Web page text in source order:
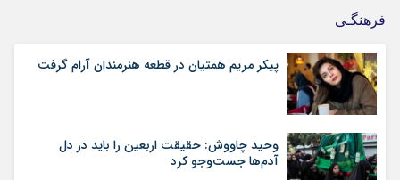
فرهنگـی
پیکر مریم همتیان در قطعه هنرمندان آرام گرفت
وحید چاووش: حقیقت اربعین را باید در دل
آدم‌ها جست‌وجو کرد